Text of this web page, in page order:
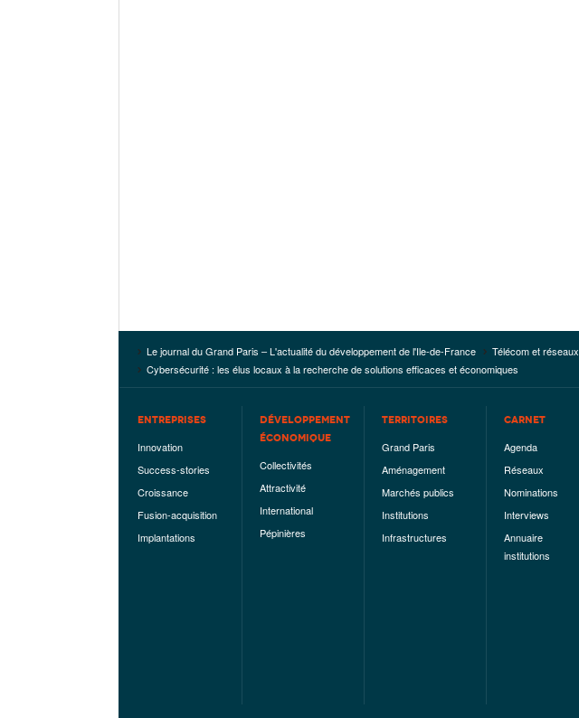
Le journal du Grand Paris – L'actualité du développement de l'Ile-de-France
Télécom et réseaux
Cybersécurité : les élus locaux à la recherche de solutions efficaces et économiques
ENTREPRISES
Innovation
Success-stories
Croissance
Fusion-acquisition
Implantations
DÉVELOPPEMENT
ÉCONOMIQUE
Collectivités
Attractivité
International
Pépinières
TERRITOIRES
Grand Paris
Aménagement
Marchés publics
Institutions
Infrastructures
CARNET
Agenda
Réseaux
Nominations
Interviews
Annuaire
institutions